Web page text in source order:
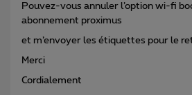
Pouvez-vous annuler l’option wi-fi
abonnement proximus
et m’envoyer les étiquettes pour le
Merci
Cordialement